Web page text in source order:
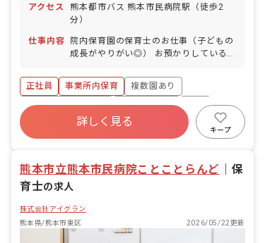
日（週1日または4週4日以上の休日を付
与）
アクセス
熊本都市バス 熊本市民病院駅（徒歩2
分）
仕事内容
院内保育園の保育士のお仕事（子どもの
成長がやりがい◎） お預かりしている子
食事・睡眠・排泄・清潔・衣類の着脱等
・集団生活を通じた社会性の装着 ・行事
の計画・実行、お知らせの作成
正社員 事業所内保育
複数園あり
ボーナス・賞与あり
社会保険完備
有給
福利厚生充実
退職金制度
昇給昇進あり
詳しく見る
キープ
熊本市立熊本市民病院ことことらんど
保
育士の求人
株式会社アイグラン
熊本県/熊本市東区
2026/05/22更新